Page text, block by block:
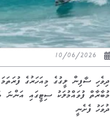
10/06/2026
ދިވެހި ސާފިން ލީގުގެ މިއަހަރުގެ ފުރަތަމަ
މުބާރާތް ފުވައްމުލަކު ސިޓީގައި އަންނަ
ދުވަހު ފެށެނީ